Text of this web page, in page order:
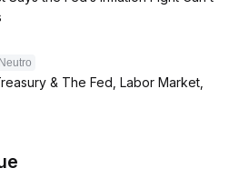
Neutro
& The Fed, Labor Market,